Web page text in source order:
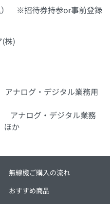
） ※招待券持参or事前登録
株)
ナログ・デジタル業務用
アナログ・デジタル業務
ほか
無線機ご購入の流れ
おすすめ商品